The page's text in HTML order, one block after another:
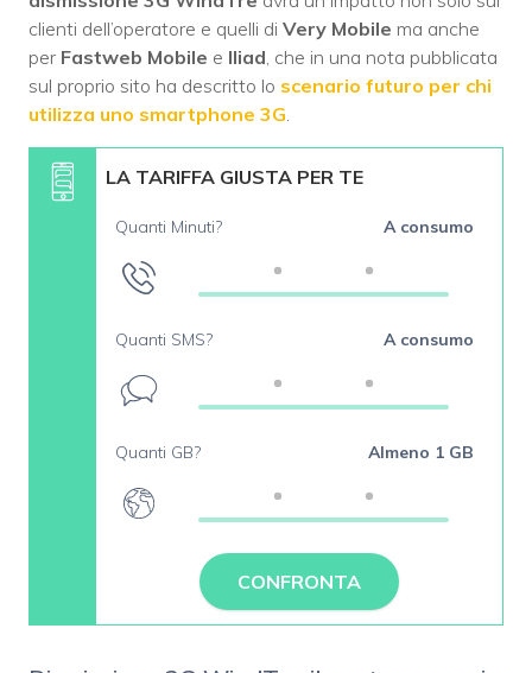
clienti dell’operatore e quelli di Very Mobile ma anche
per Fastweb Mobile e Iliad, che in una nota pubblicata
sul proprio sito ha descritto lo scenario futuro per chi
utilizza uno smartphone 3G.
LA TARIFFA GIUSTA PER TE
Quanti Minuti? A consumo
Quanti SMS? A consumo
Quanti GB? Almeno 1 GB
CONFRONTA